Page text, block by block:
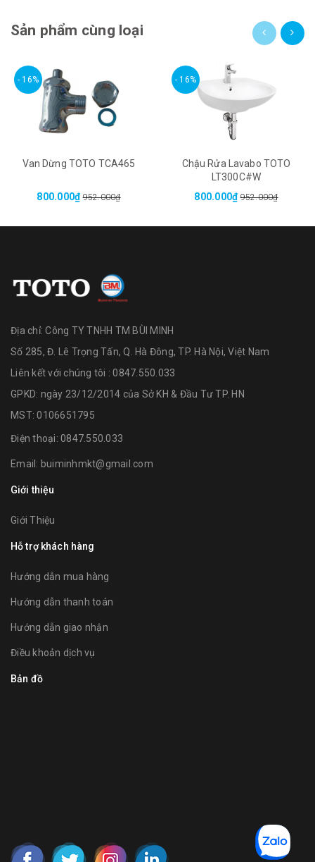
Sản phẩm cùng loại
- 16%
Van Dừng TOTO TCA465
800.000₫ 952.000₫
- 16%
Chậu Rửa Lavabo TOTO
LT300C#W
800.000₫ 952.000₫
Địa chỉ:Công TY TNHH TM BÙI MINH
Số 285, Đ. Lê Trọng Tấn, Q. Hà Đông, TP. Hà Nội, Việt Nam
Liên kết với chúng tôi : 0847.550.033
GPKD: ngày 23/12/2014 của Sở KH & Đầu Tư TP. HN
MST: 0106651795
Điện thoại: 0847.550.033
Email: buiminhmkt@gmail.com
Giới thiệu
Giới Thiệu
Hỗ trợ khách hàng
Hướng dẫn mua hàng
Hướng dẫn thanh toán
Hướng dẫn giao nhận
Điều khoản dịch vụ
Bản đồ